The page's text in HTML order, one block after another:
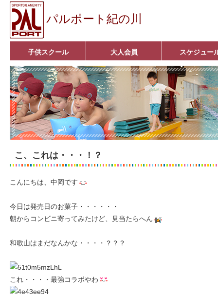
パルポート紀の川
子供スクール
ベビーコース
幼児コース
小学生コース
育成コース
選手コース
キッズパーク(体操教室)
子どもダンス教室
■入会案内■
大人会員
アクア悠々クラブ
いきいきコース
■入会案内■
スケジュー
こ、これは・・・！？
こんにちは、中岡です
今日は発売日のお菓子・・・・・・
朝からコンビニ寄ってみたけど、見当たらへん
和歌山はまだなんかな・・・・？？？
これ・・・・最強コラボやわ